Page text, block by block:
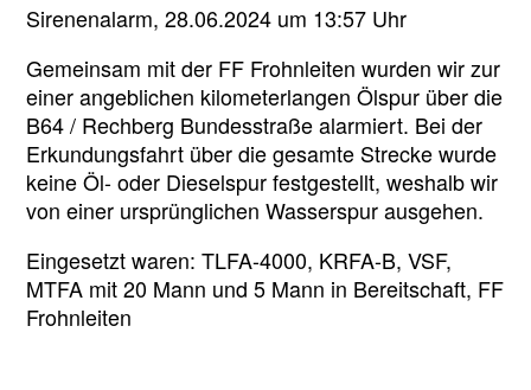
Rechberg
Bundesstraße
Sirenenalarm, 28.06.2024 um 13:57 Uhr
Gemeinsam mit der FF Frohnleiten wurden wir zur
einer angeblichen kilometerlangen Ölspur über die
B64 / Rechberg Bundesstraße alarmiert. Bei der
Erkundungsfahrt über die gesamte Strecke wurde
keine Öl- oder Dieselspur festgestellt, weshalb wir
von einer ursprünglichen Wasserspur ausgehen.
Eingesetzt waren: TLFA-4000, KRFA-B, VSF,
MTFA mit 20 Mann und 5 Mann in Bereitschaft, FF
Frohnleiten